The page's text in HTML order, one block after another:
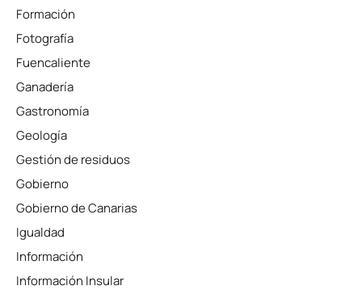
Formación
Fotografía
Fuencaliente
Ganadería
Gastronomía
Geología
Gestión de residuos
Gobierno
Gobierno de Canarias
Igualdad
Información
Información Insular